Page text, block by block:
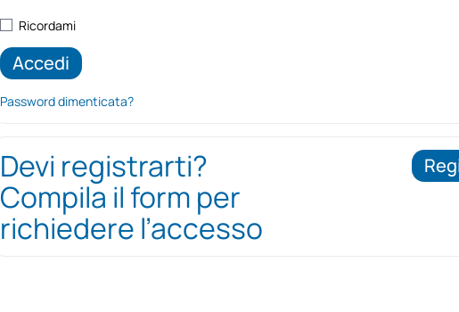
Ricordami
Password dimenticata?
Devi registrarti?
Compila il form per
richiedere l’accesso